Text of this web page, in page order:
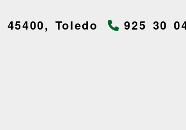
45400, Toledo 925 30